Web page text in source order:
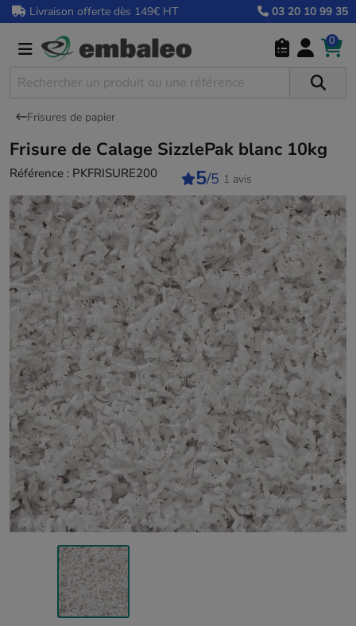
Livraison offerte dès 149€ HT 03 20 10 99 35
0
Frisures de papier
Frisure de Calage SizzlePak blanc 10kg
Référence : PKFRISURE200 5/5 1 avis